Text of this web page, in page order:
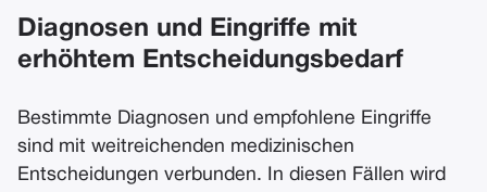
Diagnosen und Eingriffe mit
erhöhtem Entscheidungsbedarf
Bestimmte Diagnosen und empfohlene Eingriffe
sind mit weitreichenden medizinischen
Entscheidungen verbunden. In diesen Fällen wird